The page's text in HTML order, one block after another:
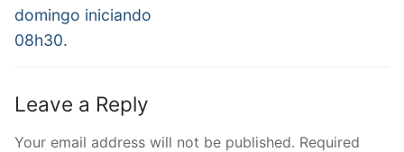
domingo iniciando
08h30.
Leave a Reply
Your email address will not be published. Required